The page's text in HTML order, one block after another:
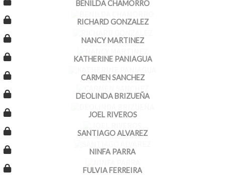
BENILDA CHAMORRO
RICHARD GONZALEZ
NANCY MARTINEZ
KATHERINE PANIAGUA
CARMEN SANCHEZ
DEOLINDA BRIZUEÑA
JOEL RIVEROS
SANTIAGO ALVAREZ
NINFA PARRA
FULVIA FERREIRA